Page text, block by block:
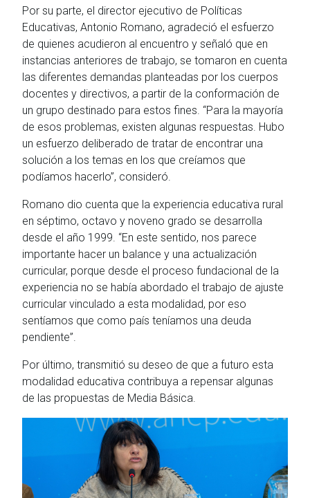
Por su parte, el director ejecutivo de Políticas
Educativas, Antonio Romano, agradeció el esfuerzo
de quienes acudieron al encuentro y señaló que en
instancias anteriores de trabajo, se tomaron en cuenta
las diferentes demandas planteadas por los cuerpos
docentes y directivos, a partir de la conformación de
un grupo destinado para estos fines. “Para la mayoría
de esos problemas, existen algunas respuestas. Hubo
un esfuerzo deliberado de tratar de encontrar una
solución a los temas en los que creíamos que
podíamos hacerlo”, consideró.
Romano dio cuenta que la experiencia educativa rural
en séptimo, octavo y noveno grado se desarrolla
desde el año 1999. “En este sentido, nos parece
importante hacer un balance y una actualización
curricular, porque desde el proceso fundacional de la
experiencia no se había abordado el trabajo de ajuste
curricular vinculado a esta modalidad, por eso
sentíamos que como país teníamos una deuda
pendiente”.
Por último, transmitió su deseo de que a futuro esta
modalidad educativa contribuya a repensar algunas
de las propuestas de Media Básica.